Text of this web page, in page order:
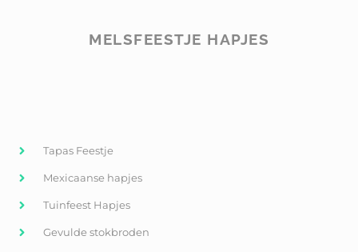
MELSFEESTJE HAPJES
Tapas Feestje
Mexicaanse hapjes
Tuinfeest Hapjes
Gevulde stokbroden